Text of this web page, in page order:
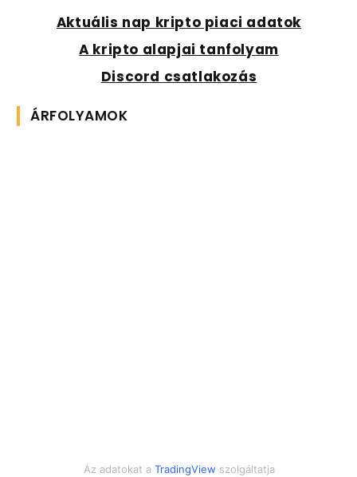
Aktuális nap kripto piaci adatok
A kripto alapjai tanfolyam
Discord csatlakozás
ÁRFOLYAMOK
Az adatokat a TradingView szolgáltatja